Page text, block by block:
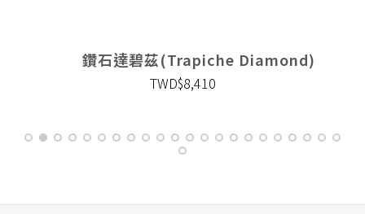
鑽石達碧茲(Trapiche Diamond)
TWD$8,410